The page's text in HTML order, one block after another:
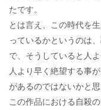
たです。
とは言え、この時代を
っているかというのは
で、そうしていると人
人より早く絶望する事
があるのではないかと思
この作品における自殺